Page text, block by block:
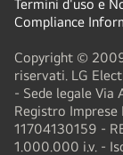
Termini d'uso e
Compliance
Copyright ©
riservati. LG
- Sede legale Via
Registro Imprese
11704130159 -
1.000.000 i.v. -